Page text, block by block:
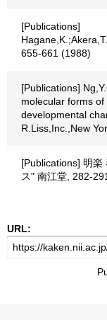
[Publications]
655-661 (1988)
[Publications]
molecular forms
developmental
R.Liss,Inc.,New
[Publications] 明楽
ス" 南江堂, 282-
URL: